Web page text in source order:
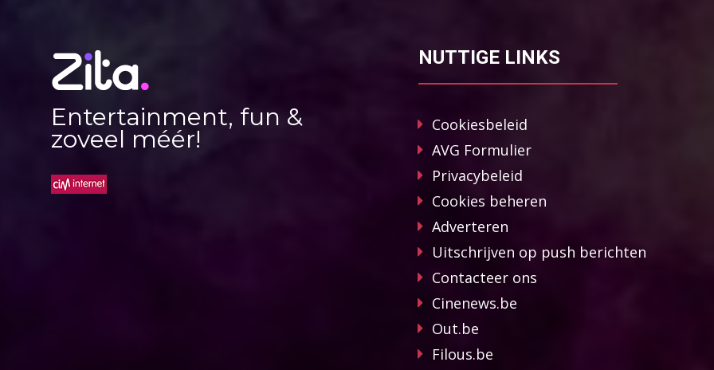
Entertainment, fun &
zoveel méér!
NUTTIGE LINKS
Cookiesbeleid
AVG Formulier
Privacybeleid
Cookies beheren
Adverteren
Uitschrijven op push berichten
Contacteer ons
Cinenews.be
Out.be
Filous.be